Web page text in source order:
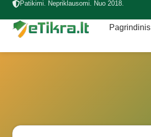
Patikimi. Nepriklausomi. Nuo 2018.
Pagrindinis